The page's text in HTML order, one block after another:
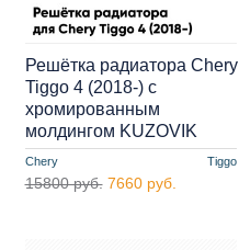
Chery Tiggo
Решётка радиатора Chery
Tiggo 4 (2018-) с
хромированным
молдингом KUZOVIK
15800 руб. 7660 руб.